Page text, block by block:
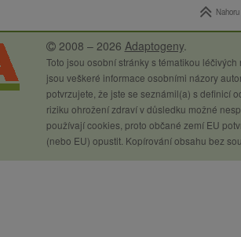
Nahoru
2008 – 2026 Adaptogeny.
Toto jsou osobní stránky s tématikou
jsou veškeré informace osobními názory
potvrzujete, že jste se seznámil(a) s definicí
riziku ohrožení zdraví v důsledku možné
používají cookies, proto občané zemí EU
(nebo EU) opustit. Kopírování obsahu bez